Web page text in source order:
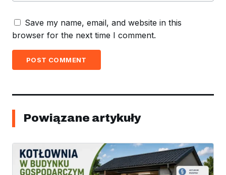
Save my name, email, and website in this
browser for the next time I comment.
POST COMMENT
Powiązane artykuły